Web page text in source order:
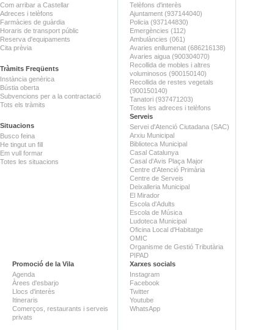
Com arribar a Castellar
Adreces i telèfons
Farmàcies de guàrdia
Horaris de transport públic
Reserva d'equipaments
Cita prèvia
Tràmits Freqüents
Instància genèrica
Bústia oberta
Subvencions per a la contractació
Tots els tràmits
Situacions
Busco feina
He tingut un fill
Em vull formar
Totes les situacions
Telèfons d'interès
Ajuntament (937144040)
Policia (937144830)
Emergències (112)
Ambulàncies (061)
Avaries enllumenat (686216138)
Avaries aigua (900304070)
Recollida de mobles i altres
voluminosos (900150140)
Recollida de restes vegetals
(900150140)
Tanatori (937471203)
Totes les adreces i telèfons
Serveis
Servei d'Atenció Ciutadana (SAC)
Arxiu Municipal
Biblioteca Municipal
Casal Catalunya
Casal d'Avis Plaça Major
Centre d'Atenció Primària
Centre de Serveis
Deixalleria Municipal
El Mirador
Escola d'Adults
Escola de Música
Ludoteca Municipal
Oficina Local d'Habitatge
OMIC
Organisme de Gestió Tributària
PIPAD
Promoció de la Vila
Agenda
Àrees d'esbarjo
Llocs d'interès
Itineraris
Comerços, restaurants i serveis
privats
Xarxes socials
Instagram
Facebook
Twitter
Youtube
WhatsApp